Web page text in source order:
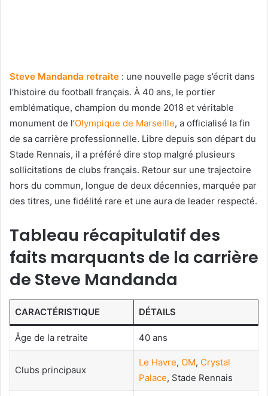
Steve Mandanda retraite : une nouvelle page s’écrit dans
l’histoire du football français. À 40 ans, le portier
emblématique, champion du monde 2018 et véritable
monument de l’Olympique de Marseille, a officialisé la fin
de sa carrière professionnelle. Libre depuis son départ du
Stade Rennais, il a préféré dire stop malgré plusieurs
sollicitations de clubs français. Retour sur une trajectoire
hors du commun, longue de deux décennies, marquée par
des titres, une fidélité rare et une aura de leader respecté.
Tableau récapitulatif des
faits marquants de la carrière
de Steve Mandanda
CARACTÉRISTIQUE DÉTAILS
Âge de la retraite 40 ans
Clubs principaux
Le Havre, OM, Crystal
Palace, Stade Rennais